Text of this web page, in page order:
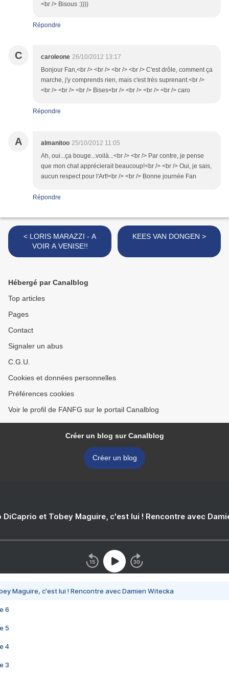
<br /> Bisous :))))
Répondre
C caroleone 26/10/2012 13:17
Bonjour Fan,<br /> <br /> <br /> <br /> C'est drôle, comment ça
marche, j'y comprends rien, mais c'est très suprenant.<br />
<br /> <br /> <br /> Bises<br /> <br /> <br /> <br /> caro
Répondre
A almanitoo 25/10/2012 11:05
Ah, oui...ça bouge...voilà...<br /> <br /> Par contre, je pense
que mon chat apprécierait beaucoup!<br /> <br /> Oui, je sais,
aucun respect pour l'Art!<br /> <br /> Bonne journée Fan
Répondre
< LORIS MARAZZI - A
VOIR A VENISE!!
KEES VAN DONGEN >
Hébergé par Canalblog
Top articles
Pages
Contact
Signaler un abus
C.G.U.
Cookies et données personnelles
Préférences cookies
Voir le profil de FANFG sur le portail Canalblog
Créer un blog sur Canalblog
Créer un blog
DiCaprio et Tobey Maguire, c'est lui ! Rencontre avec
Maguire, c'est lui ! Rencontre avec Damien Witecka
6
5
4
3